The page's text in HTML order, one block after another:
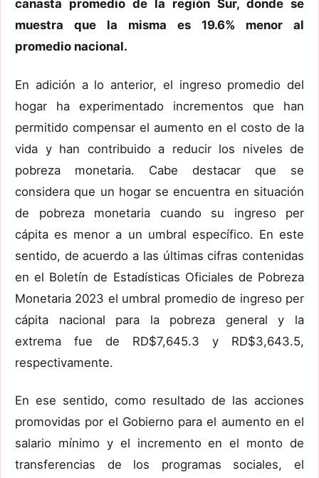
canasta promedio de la región Sur, donde se
muestra que la misma es 19.6% menor al
promedio nacional.
En adición a lo anterior, el ingreso promedio del
hogar ha experimentado incrementos que han
permitido compensar el aumento en el costo de la
vida y han contribuido a reducir los niveles de
pobreza monetaria. Cabe destacar que se
considera que un hogar se encuentra en situación
de pobreza monetaria cuando su ingreso per
cápita es menor a un umbral específico. En este
sentido, de acuerdo a las últimas cifras contenidas
en el Boletín de Estadísticas Oficiales de Pobreza
Monetaria 2023 el umbral promedio de ingreso per
cápita nacional para la pobreza general y la
extrema fue de RD$7,645.3 y RD$3,643.5,
respectivamente.
En ese sentido, como resultado de las acciones
promovidas por el Gobierno para el aumento en el
salario mínimo y el incremento en el monto de
transferencias de los programas sociales, el